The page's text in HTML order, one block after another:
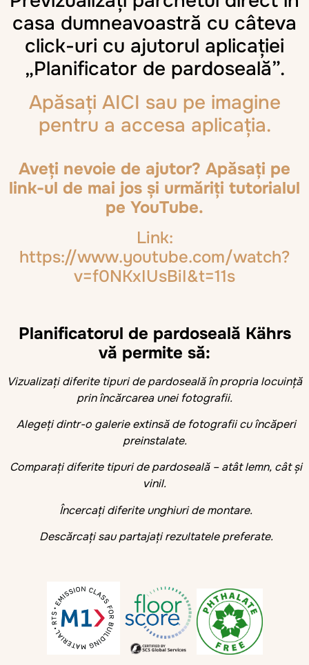
casa dumneavoastră cu câteva
click-uri cu ajutorul aplicației
„Planificator de pardoseală”.
Apăsați AICI sau pe imagine
pentru a accesa aplicația.
Aveți nevoie de ajutor? Apăsați pe
link-ul de mai jos și urmăriți tutorialul
pe YouTube.
Link:
https://www.youtube.com/watch?
v=f0NKxIUsBiI&t=11s
Planificatorul de pardoseală Kährs
vă permite să:
Vizualizați diferite tipuri de pardoseală în propria locuință
prin încărcarea unei fotografii.
Alegeți dintr-o galerie extinsă de fotografii cu încăperi
preinstalate.
Comparați diferite tipuri de pardoseală – atât lemn, cât și
vinil.
Încercați diferite unghiuri de montare.
Descărcați sau partajați rezultatele preferate.